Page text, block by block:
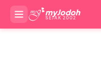
myJodoh
SEJAK 2002